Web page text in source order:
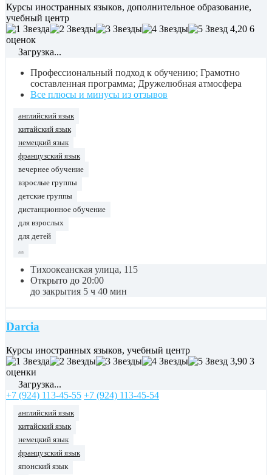
Курсы иностранных языков, дополнительное образование,
учебный центр
4,20 6
оценок
Загрузка...
Профессиональный подход к обучению; Грамотно
составленная программа; Дружелюбная атмосфера
Все плюсы и минусы из отзывов
английский язык
китайский язык
немецкий язык
французский язык
вечернее обучение
взрослые группы
детские группы
дистанционное обучение
для взрослых
для детей
Тихоокеанская улица, 115
Открыто до 20:00
до закрытия 5 ч 40 мин
Darcia
Курсы иностранных языков, учебный центр
3,90 3
оценки
Загрузка...
+7 (924) 113-45-55 +7 (924) 113-45-54
английский язык
китайский язык
немецкий язык
французский язык
японский язык